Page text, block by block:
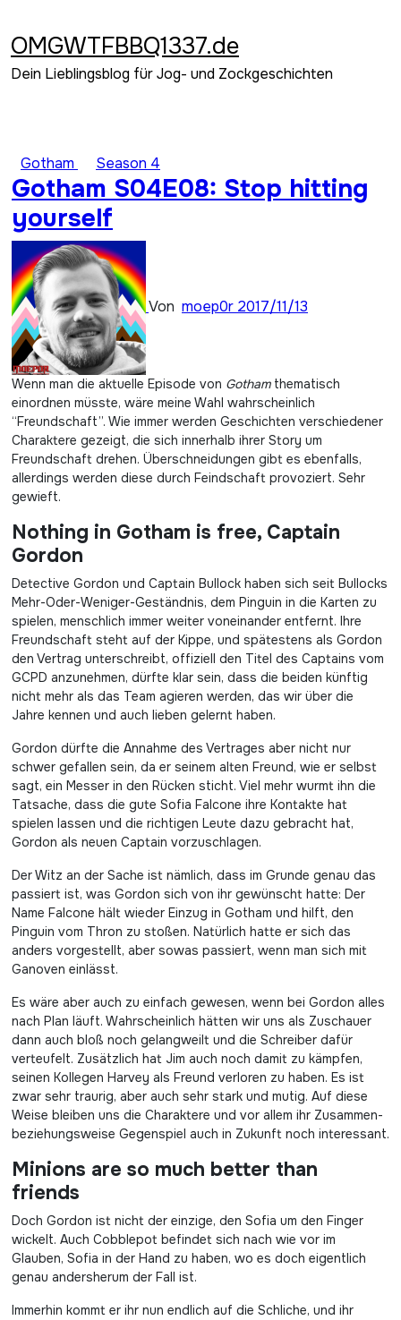
springen
OMGWTFBBQ1337.de
Dein Lieblingsblog für Jog- und Zockgeschichten
Gotham Season 4
Gotham S04E08: Stop hitting
yourself
Von moep0r 2017/11/13
Wenn man die aktuelle Episode von Gothamthematisch
einordnen müsste, wäre meine Wahl wahrscheinlich
“Freundschaft”. Wie immer werden Geschichten verschiedener
Charaktere gezeigt, die sich innerhalb ihrer Story um
Freundschaft drehen. Überschneidungen gibt es ebenfalls,
allerdings werden diese durch Feindschaft provoziert. Sehr
gewieft.
Nothing in Gotham is free, Captain
Gordon
Detective Gordon und Captain Bullock haben sich seit Bullocks
Mehr-Oder-Weniger-Geständnis, dem Pinguin in die Karten zu
spielen, menschlich immer weiter voneinander entfernt. Ihre
Freundschaft steht auf der Kippe, und spätestens als Gordon
den Vertrag unterschreibt, offiziell den Titel des Captains vom
GCPD anzunehmen, dürfte klar sein, dass die beiden künftig
nicht mehr als das Team agieren werden, das wir über die
Jahre kennen und auch lieben gelernt haben.
Gordon dürfte die Annahme des Vertrages aber nicht nur
schwer gefallen sein, da er seinem alten Freund, wie er selbst
sagt, ein Messer in den Rücken sticht. Viel mehr wurmt ihn die
Tatsache, dass die gute Sofia Falcone ihre Kontakte hat
spielen lassen und die richtigen Leute dazu gebracht hat,
Gordon als neuen Captain vorzuschlagen.
Der Witz an der Sache ist nämlich, dass im Grunde genau das
passiert ist, was Gordon sich von ihr gewünscht hatte: Der
Name Falcone hält wieder Einzug in Gotham und hilft, den
Pinguin vom Thron zu stoßen. Natürlich hatte er sich das
anders vorgestellt, aber sowas passiert, wenn man sich mit
Ganoven einlässt.
Es wäre aber auch zu einfach gewesen, wenn bei Gordon alles
nach Plan läuft. Wahrscheinlich hätten wir uns als Zuschauer
dann auch bloß noch gelangweilt und die Schreiber dafür
verteufelt. Zusätzlich hat Jim auch noch damit zu kämpfen,
seinen Kollegen Harvey als Freund verloren zu haben. Es ist
zwar sehr traurig, aber auch sehr stark und mutig. Auf diese
Weise bleiben uns die Charaktere und vor allem ihr Zusammen-
beziehungsweise Gegenspiel auch in Zukunft noch interessant.
Minions are so much better than
friends
Doch Gordon ist nicht der einzige, den Sofia um den Finger
wickelt. Auch Cobblepot befindet sich nach wie vor im
Glauben, Sofia in der Hand zu haben, wo es doch eigentlich
genau andersherum der Fall ist.
Immerhin kommt er ihr nun endlich auf die Schliche, und ihr